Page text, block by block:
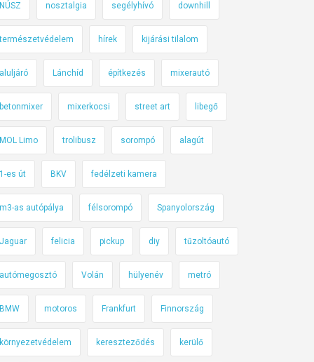
NÚSZ nosztalgia segélyhívó downhill
természetvédelem hírek kijárási tilalom
aluljáró Lánchíd építkezés mixerautó
betonmixer mixerkocsi street art libegő
MOL Limo trolibusz sorompó alagút
1-es út BKV fedélzeti kamera
m3-as autópálya félsorompó Spanyolország
Jaguar felicia pickup diy tűzoltóautó
autómegosztó Volán hülyenév metró
BMW motoros Frankfurt Finnország
környezetvédelem kereszteződés kerülő